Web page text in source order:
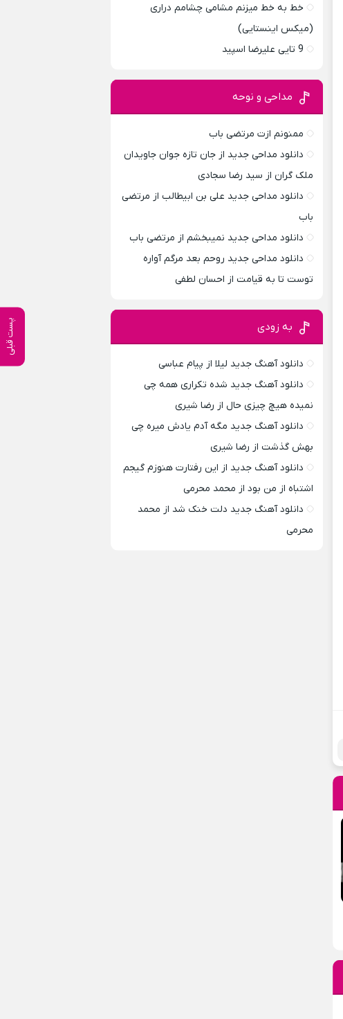
پست قبلی
خط به خط میزنم مشامی چشامم دراری
(میکس اینستایی)
9 تایی علیرضا اسپید
مداحی و نوحه
ممنونم ازت مرتضی باب
دانلود مداحی جدید از جان تازه جوان جاویدان
ملک گران از سید رضا سجادی
دانلود مداحی جدید علی بن ابیطالب از مرتضی
باب
دانلود مداحی جدید نمیبخشم از مرتضی باب
دانلود مداحی جدید روحم بعد مرگم آواره
توست تا به قیامت از احسان لطفی
به زودی
دانلود آهنگ جدید لیلا از پیام عباسی
دانلود آهنگ جدید شده تکراری همه چی
نمیده هیچ چیزی حال از رضا شیری
دانلود آهنگ جدید مگه آدم یادش میره چی
بهش گذشت از رضا شیری
دانلود آهنگ جدید از این رفتارت هنوزم گیجم
اشتباه از من بود از محمد محرمی
دانلود آهنگ جدید دلت خنک شد از محمد
محرمی